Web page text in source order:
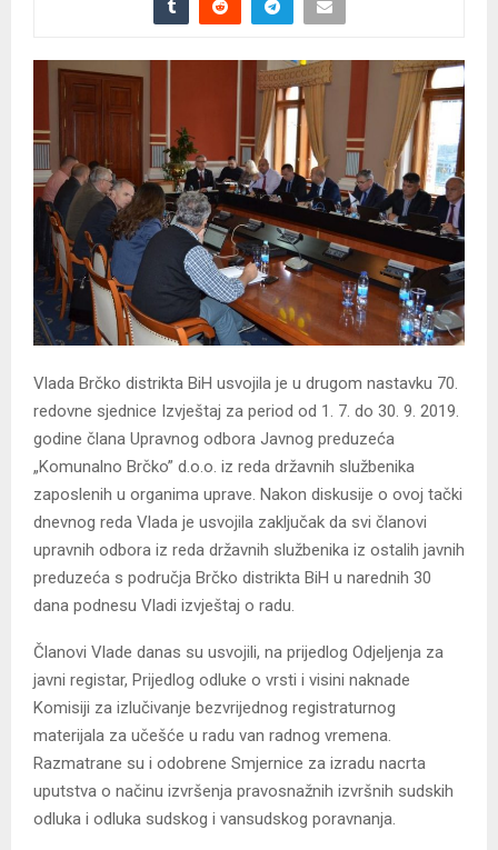
Vlada Brčko distrikta BiH usvojila je u drugom nastavku 70.
redovne sjednice Izvještaj za period od 1. 7. do 30. 9. 2019.
godine člana Upravnog odbora Javnog preduzeća
„Komunalno Brčko” d.o.o. iz reda državnih službenika
zaposlenih u organima uprave. Nakon diskusije o ovoj tački
dnevnog reda Vlada je usvojila zaključak da svi članovi
upravnih odbora iz reda državnih službenika iz ostalih javnih
preduzeća s područja Brčko distrikta BiH u narednih 30
dana podnesu Vladi izvještaj o radu.
Članovi Vlade danas su usvojili, na prijedlog Odjeljenja za
javni registar, Prijedlog odluke o vrsti i visini naknade
Komisiji za izlučivanje bezvrijednog registraturnog
materijala za učešće u radu van radnog vremena.
Razmatrane su i odobrene Smjernice za izradu nacrta
uputstva o načinu izvršenja pravosnažnih izvršnih sudskih
odluka i odluka sudskog i vansudskog poravnanja.